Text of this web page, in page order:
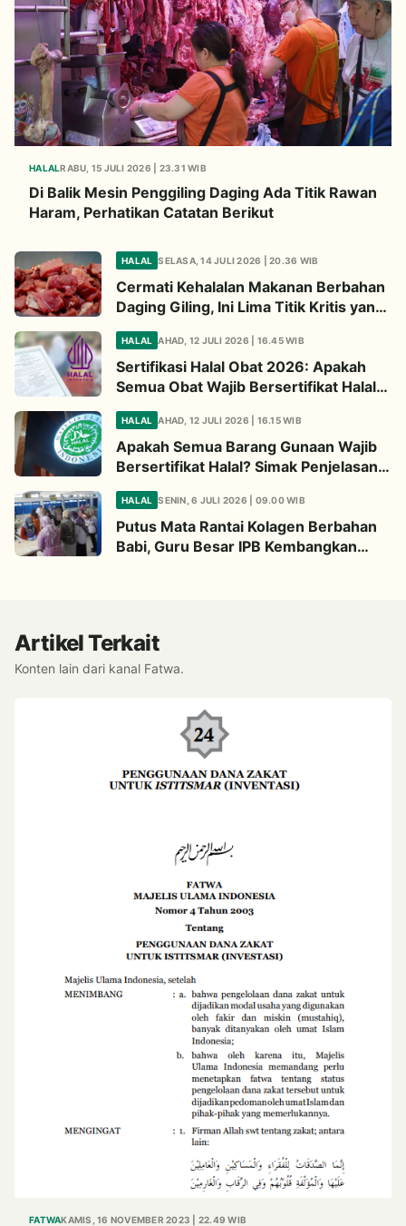
HALALRABU, 15 JULI 2026 | 23.31 WIB
Di Balik Mesin Penggiling Daging Ada Titik Rawan
Haram, Perhatikan Catatan Berikut
HALAL SELASA, 14 JULI 2026 | 20.36 WIB
Cermati Kehalalan Makanan Berbahan
Daging Giling, Ini Lima Titik Kritis yang
Wajib Diperhatikan
HALAL AHAD, 12 JULI 2026 | 16.45 WIB
Sertifikasi Halal Obat 2026: Apakah
Semua Obat Wajib Bersertifikat Halal?
Begini Penjelasannya
HALAL AHAD, 12 JULI 2026 | 16.15 WIB
Apakah Semua Barang Gunaan Wajib
Bersertifikat Halal? Simak Penjelasan
Ini
HALAL SENIN, 6 JULI 2026 | 09.00 WIB
Putus Mata Rantai Kolagen Berbahan
Babi, Guru Besar IPB Kembangkan
Artikel Terkait
Konten lain dari kanal Fatwa.
FATWAKAMIS, 16 NOVEMBER 2023 | 22.49 WIB